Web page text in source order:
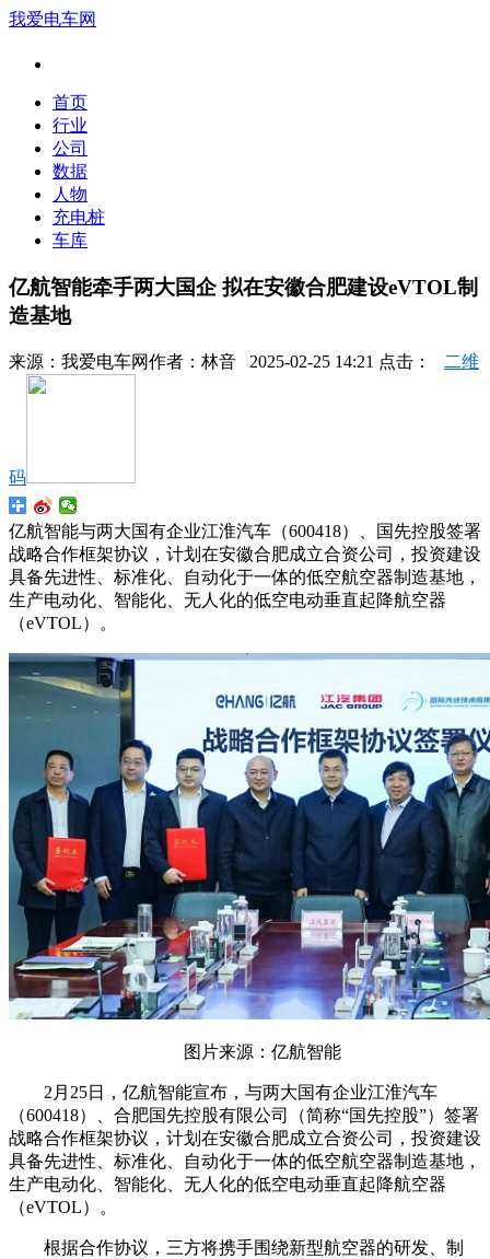
我爱电车网
首页
行业
公司
数据
人物
充电桩
车库
亿航智能牵手两大国企 拟在安徽合肥建设eVTOL制
造基地
来源： 我爱电车网作者： 林音 2025-02-25 14:21 点击： 二维
码
亿航智能与两大国有企业江淮汽车（600418）、国先控股签署
战略合作框架协议，计划在安徽合肥成立合资公司，投资建设
具备先进性、标准化、自动化于一体的低空航空器制造基地，
生产电动化、智能化、无人化的低空电动垂直起降航空器
（eVTOL）。
图片来源：亿航智能
2月25日，亿航智能宣布，与两大国有企业江淮汽车
（600418）、合肥国先控股有限公司（简称“国先控股”）签署
战略合作框架协议，计划在安徽合肥成立合资公司，投资建设
具备先进性、标准化、自动化于一体的低空航空器制造基地，
生产电动化、智能化、无人化的低空电动垂直起降航空器
（eVTOL）。
根据合作协议，三方将携手围绕新型航空器的研发、制